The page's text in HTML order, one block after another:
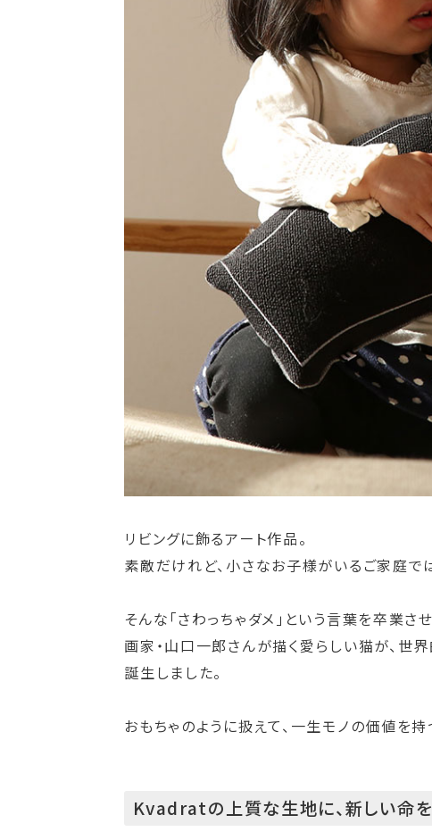
リビングに飾るアート作品。
素敵だけれど、小さなお子様がいるご家庭で
そんな「さわっちゃダメ」という言葉を卒業さ
画家・山口一郎さんが描く愛らしい猫が、世
誕生しました。
おもちゃのように扱えて、一生モノの価値を
Kvadratの上質な生地に、新しい命